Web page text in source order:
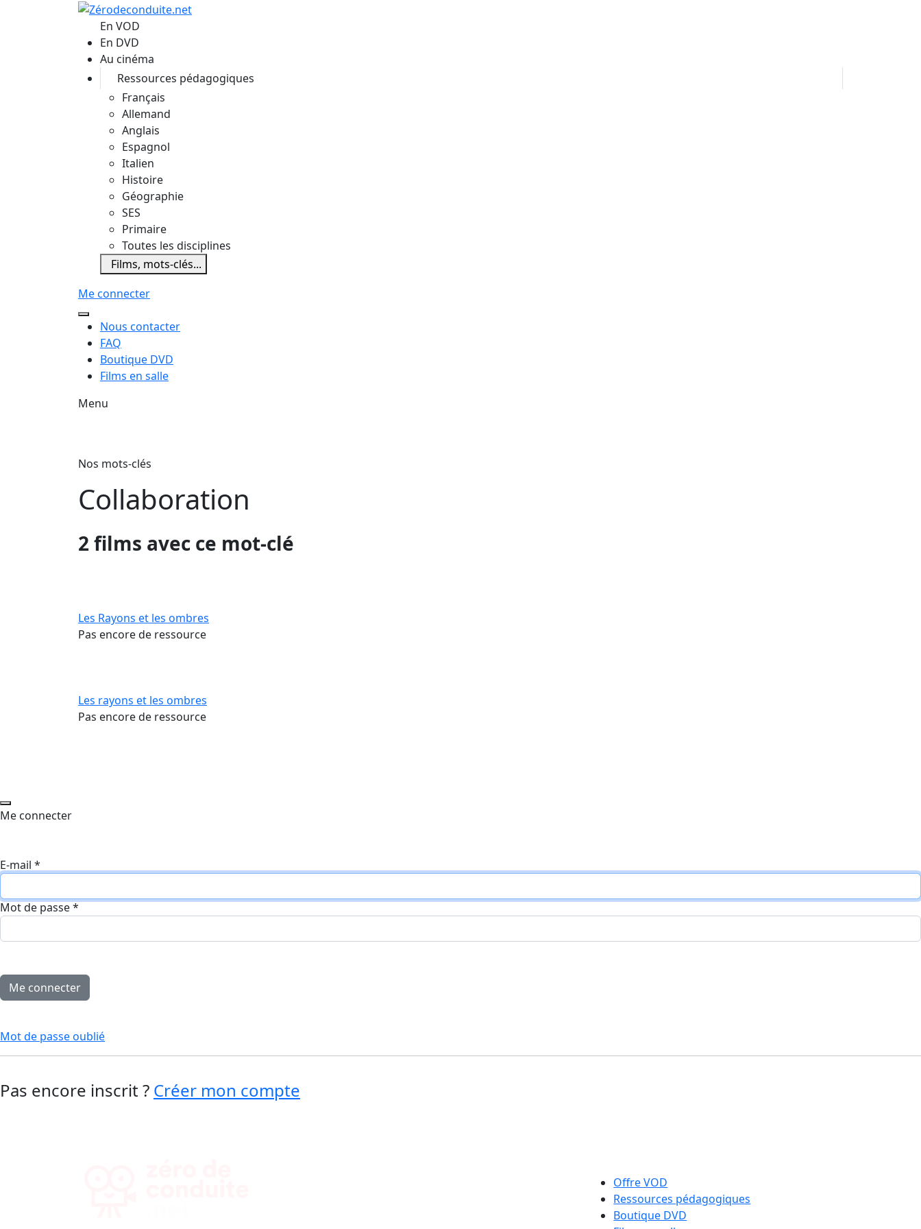
Aller au contenu principal
En VOD
En DVD
Au cinéma
Ressources pédagogiques
Français
Allemand
Anglais
Espagnol
Italien
Histoire
Géographie
SES
Primaire
Toutes les disciplines
Films, mots-clés...
Me connecter
Nous contacter
FAQ
Boutique DVD
Films en salle
Menu
Nos mots-clés
Collaboration
2 films avec ce mot-clé
Les Rayons et les ombres
Pas encore de ressource
Les rayons et les ombres
Pas encore de ressource
Me connecter
E-mail *
Mot de passe*
Mot de passe oublié
Pas encore inscrit ? Créer mon compte
Offre VOD
Ressources pédagogiques
Boutique DVD